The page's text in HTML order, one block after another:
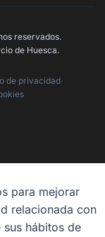
reservados.
de Huesca.
de privacidad·
para mejorar
relacionada con
sus hábitos de